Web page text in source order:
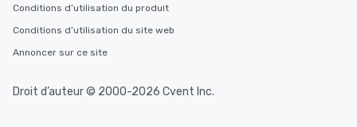
Conditions d’utilisation du produit
Conditions d’utilisation du site web
Annoncer sur ce site
Droit d’auteur © 2000-2026 Cvent Inc.